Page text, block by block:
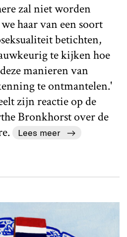
zal niet worden
haar van een soort
betichten,
te kijken hoe
manieren van
te ontmantelen.'
zijn reactie op de
Bronkhorst over de
Lees meer